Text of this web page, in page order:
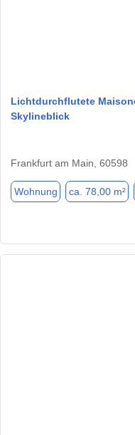
Lichtdurchflutete
Skylineblick
Frankfurt am Main, 60598
Wohnung ca. 78,00 m²